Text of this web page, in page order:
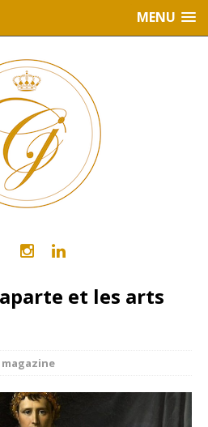
MENU
et les arts
magazine